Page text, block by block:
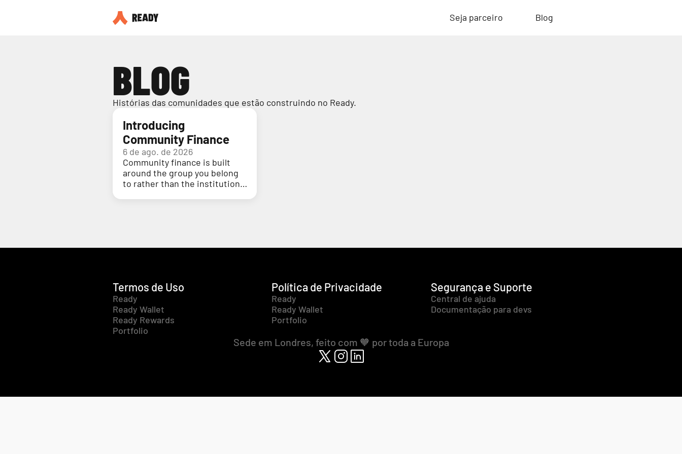
Seja parceiro Blog
BLOG
Histórias das comunidades que estão construindo no Ready.
Introducing
Community Finance
6 de ago. de 2026
Community finance is built
around the group you belong
to rather than the institution
Termos de Uso
Ready
Ready Wallet
Ready Rewards
Portfolio
Política de Privacidade
Ready
Ready Wallet
Portfolio
Segurança e Suporte
Central de ajuda
Documentação para devs
Sede em Londres, feito com 🧡 por toda a Europa